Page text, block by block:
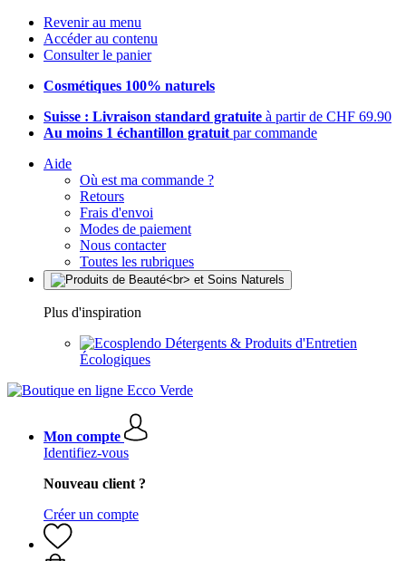
Revenir au menu
Accéder au contenu
Consulter le panier
Cosmétiques 100% naturels
Suisse : Livraison standard gratuite à partir de CHF 69.90
Au moins 1 échantillon gratuit par commande
Aide
Où est ma commande ?
Retours
Frais d'envoi
Modes de paiement
Nous contacter
Toutes les rubriques
Plus d'inspiration
Détergents & Produits d'Entretien
Écologiques
Mon compte
Identifiez-vous
Nouveau client ?
Créer un compte